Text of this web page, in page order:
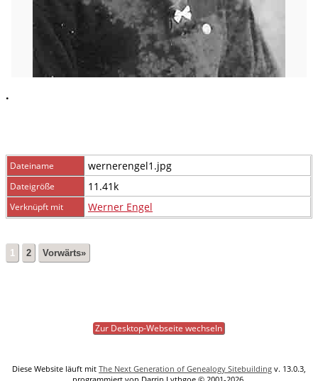
.
Dateiname wernerengel1.jpg
Dateigröße 11.41k
Verknüpft mit Werner Engel
1 2 Vorwärts»
Zur Desktop-Webseite wechseln
Diese Website läuft mit The Next Generation of Genealogy Sitebuilding v. 13.0.3,